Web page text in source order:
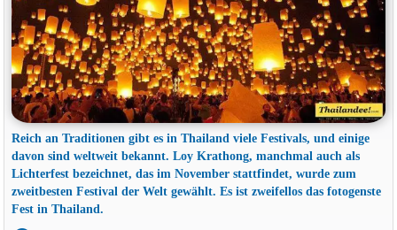
Reich an Traditionen gibt es in Thailand viele Festivals, und einige
davon sind weltweit bekannt. Loy Krathong, manchmal auch als
Lichterfest bezeichnet, das im November stattfindet, wurde zum
zweitbesten Festival der Welt gewählt. Es ist zweifellos das fotogenste
Fest in Thailand.